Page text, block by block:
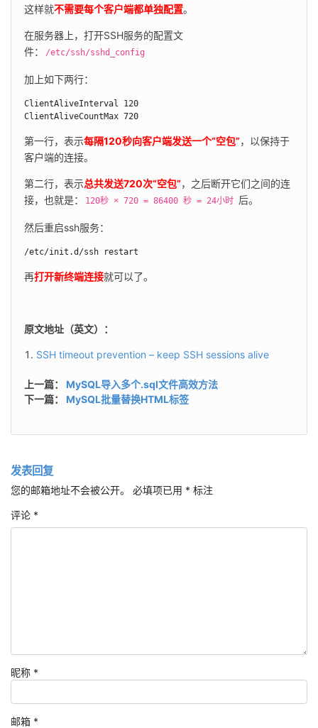
这样就不需要每个客户端都单独配置。
在服务器上，打开SSH服务的配置文
件：
/etc/ssh/sshd_config
加上如下两行：
ClientAliveInterval 120
ClientAliveCountMax 720
第一行，表示每隔120秒向客户端发送一个“空包”，以保持于
客户端的连接。
第二行，表示总共发送720次“空包”，之后断开它们之间的连
接，也就是：
120秒 × 720 = 86400 秒 = 24小时 后。
然后重启ssh服务：
/etc/init.d/ssh restart
再打开新终端连接就可以了。
原文地址（英文）：
SSH timeout prevention – keep SSH sessions alive
上一篇： MySQL导入多个.sql文件高效方法
下一篇： MySQL批量替换HTML标签
发表回复
您的邮箱地址不会被公开。 必填项已用 * 标注
评论 *
昵称 *
邮箱 *